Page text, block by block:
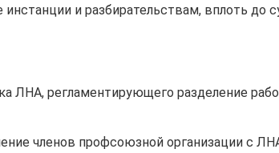
и разбирательствам, вплоть до
ЛНА, регламентирующего разделение
членов профсоюзной организации с